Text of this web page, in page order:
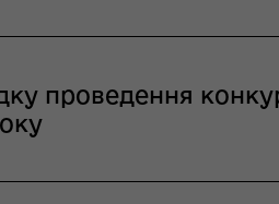
проведення